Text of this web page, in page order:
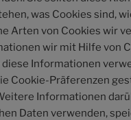
was Cookies sind,
Arten von Cookies wir
wir mit Hilfe von
diese Informationen
Cookie-Präferenzen
Informationen
Daten verwenden,